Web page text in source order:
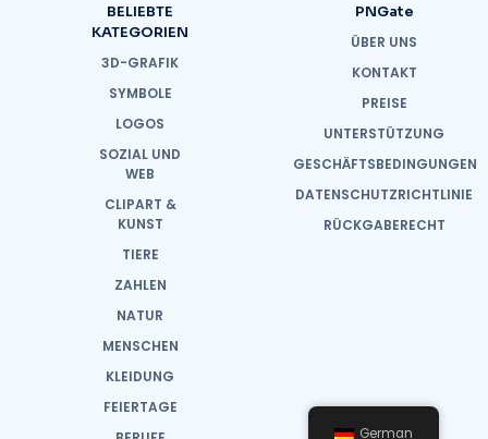
BELIEBTE
KATEGORIEN
3D-GRAFIK
SYMBOLE
LOGOS
SOZIAL UND
WEB
CLIPART &
KUNST
TIERE
ZAHLEN
NATUR
MENSCHEN
KLEIDUNG
FEIERTAGE
PNGate
ÜBER UNS
KONTAKT
PREISE
UNTERSTÜTZUNG
GESCHÄFTSBEDINGUNGEN
DATENSCHUTZRICHTLINIE
RÜCKGABERECHT
German